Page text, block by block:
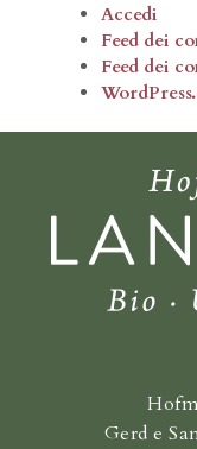
Accedi
Feed dei
Feed dei
Gerd e